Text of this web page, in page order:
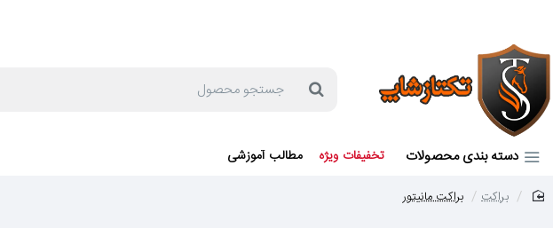
جستجو
دسته بندی محصولات تخفیفات ویژه مطالب آموزشی
براکت براکت مانیتور